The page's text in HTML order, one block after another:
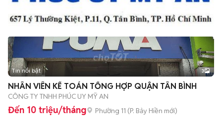
Tin nổi bật 3
NHÂN VIÊN KẾ TOÁN TỔNG HỢP QUẬN TÂN BÌNH
CÔNG TY TNHH PHÚC UY MỸ AN
Đến 10 triệu/tháng Phường 11 (P. Bảy Hiền mới)